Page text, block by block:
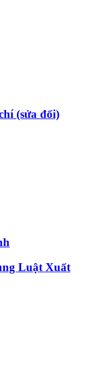
(sửa đổi)
Luật Xuất